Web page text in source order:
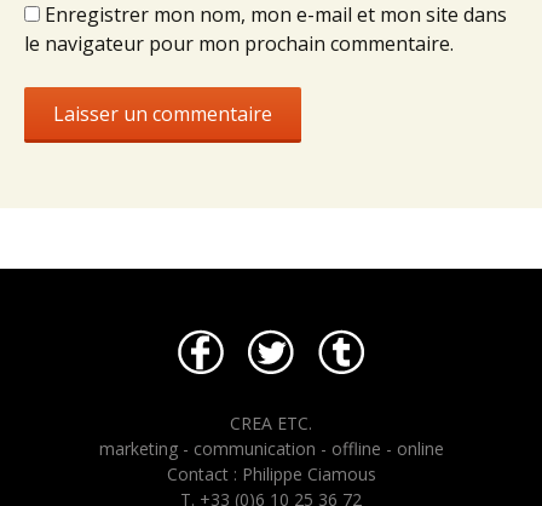
Enregistrer mon nom, mon e-mail et mon site dans
le navigateur pour mon prochain commentaire.
CREA ETC.
marketing - communication - offline - online
Contact : Philippe Ciamous
T. +33 (0)6 10 25 36 72